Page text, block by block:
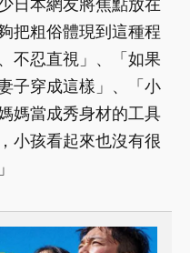
把粗俗體現到這種程
不忍直視」、「如果
子穿成這樣」、「小
媽當成秀身材的工具
小孩看起來也沒有很